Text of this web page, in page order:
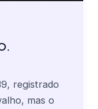
registrado
mas o